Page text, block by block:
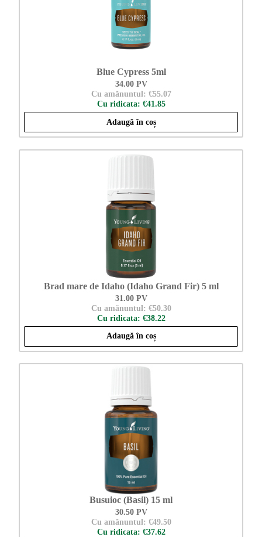
Blue Cypress 5ml
34.00 PV
Cu amănuntul: €55.07
Cu ridicata: €41.85
Adaugă în coș
Brad mare de Idaho (Idaho Grand Fir) 5 ml
31.00 PV
Cu amănuntul: €50.30
Cu ridicata: €38.22
Adaugă în coș
Busuioc (Basil) 15 ml
30.50 PV
Cu amănuntul: €49.50
Cu ridicata: €37.62